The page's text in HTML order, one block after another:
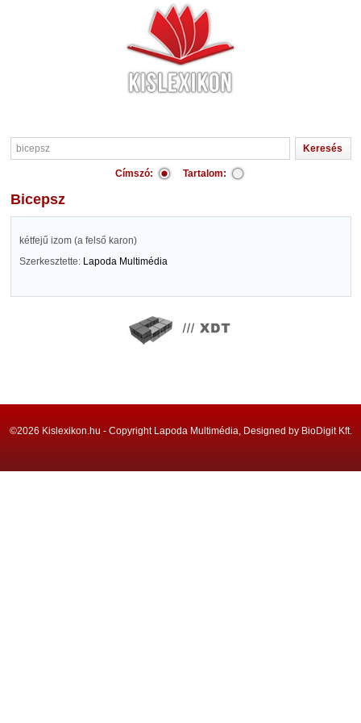
Címszó: Tartalom:
bicepsz
kétfejű izom (a felső karon)
Szerkesztette: Lapoda Multimédia
©2026 Kislexikon.hu - Copyright Lapoda Multimédia, Designed by BioDigit Kft.